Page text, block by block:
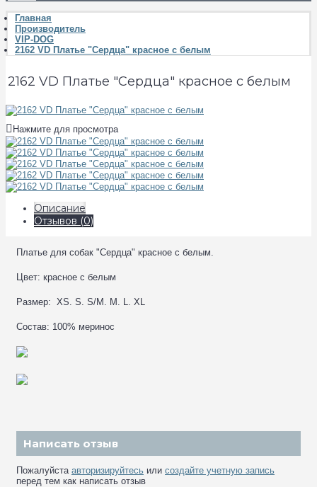
Главная
Производитель
VIP-DOG
2162 VD Платье "Сердца" красное с белым
2162 VD Платье "Сердца" красное с белым
Нажмите для просмотра
Описание
Отзывов (0)
Платье для собак "Сердца" красное с белым.
Цвет: красное с белым
Размер: XS. S. S/M. M. L. XL
Состав: 100% меринос
Написать отзыв
Пожалуйста авторизируйтесь или создайте учетную запись
перед тем как написать отзыв